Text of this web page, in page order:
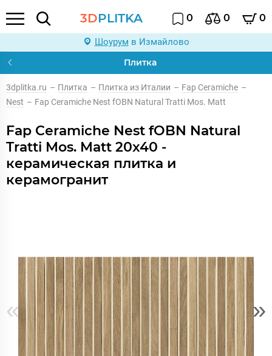
3DPLITKA 0 0 0
Шоурум в Измайлово
Плитка
3dplitka.ru – Плитка – Плитка из Италии – Fap Ceramiche –
Nest – Fap Ceramiche Nest fOBN Natural Tratti Mos. Matt
Fap Ceramiche Nest fOBN Natural
Tratti Mos. Matt 20x40 -
керамическая плитка и
керамогранит
« »